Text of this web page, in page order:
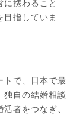
携わること
指していま
トで、日本で最
独自の結婚相談
者をつなぎ、